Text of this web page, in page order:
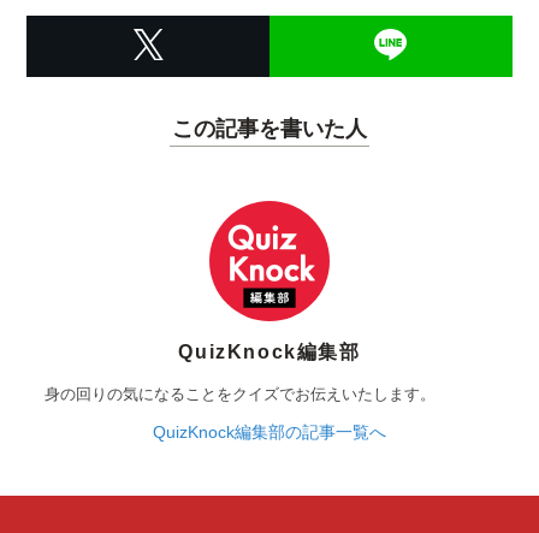
この記事を書いた人
QuizKnock編集部
身の回りの気になることをクイズでお伝えいたします。
QuizKnock編集部の記事一覧へ